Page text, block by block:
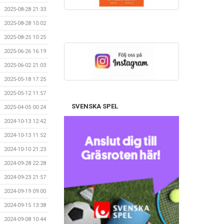
2025-08-28 21:33
2025-08-28 10:02
2025-08-25 10:25
2025-06-26 16:19
2025-06-02 21:03
2025-05-18 17:25
2025-05-12 11:57
2025-04-05 00:24
2024-10-13 12:42
2024-10-13 11:52
2024-10-10 21:23
2024-09-28 22:28
2024-09-23 21:57
2024-09-19 09:00
2024-09-15 13:38
2024-09-08 10:44
SVENSKA SPEL